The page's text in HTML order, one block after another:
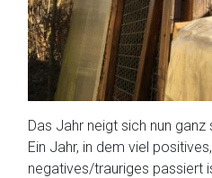
Das Jahr neigt sich nun
Ein Jahr, in dem viel
negatives/trauriges passiert